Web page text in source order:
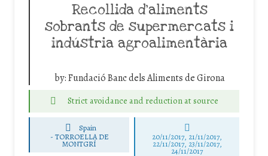
Recollida d’aliments
sobrants de supermercats i
indústria agroalimentària
by:Fundació Banc dels Aliments de Girona
Strict avoidance and reduction at source
Spain
- TORROELLA DE
MONTGRÍ
20/11/2017, 21/11/2017,
22/11/2017, 23/11/2017,
24/11/2017